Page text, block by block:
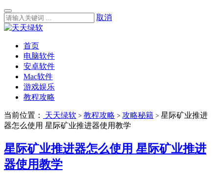
取消
首页
电脑软件
安卓软件
Mac软件
游戏娱乐
教程攻略
当前位置： 天天绿软 > 教程攻略 > 攻略秘籍 > 星际矿业推进
器怎么使用 星际矿业推进器使用教学
星际矿业推进器怎么使用 星际矿业推进
器使用教学